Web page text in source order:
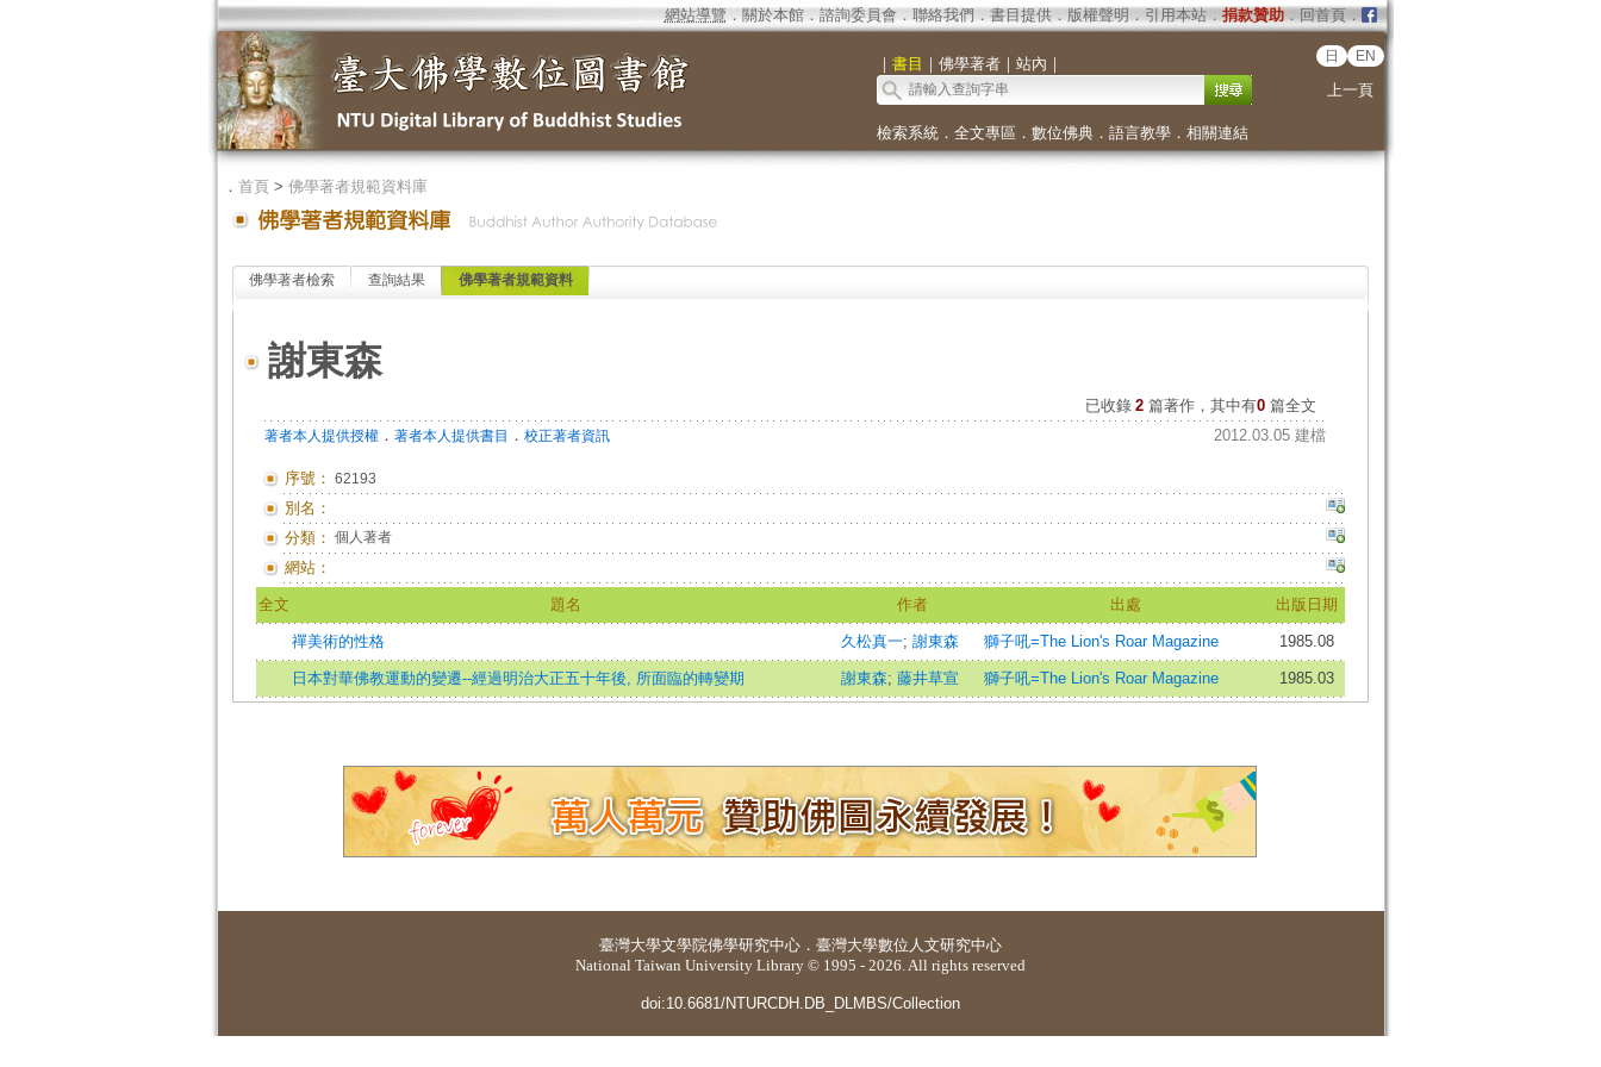
網站導覽 ． 關於本館． 諮詢委員會． 聯絡我們 ． 書目提供． 版權聲明 ． 引用本站． 捐款贊助．回首頁．
｜ 書目 ｜ 佛學著者｜ 站內 ｜ 日 EN
上一頁
檢索系統． 全文專區 ． 數位佛典． 語言教學． 相關連結
． 首頁> 佛學著者規範資料庫
佛學著者檢索 查詢結果 佛學著者規範資料
謝東森
已收錄 2 篇著作，其中有0篇全文
著者本人提供授權． 著者本人提供書目 ． 校正著者資訊 2012.03.05 建檔
序號： 62193
別名：
分類： 個人著者
網站：
全文 題名 作者 出處 出版日期
禪美術的性格 久松真一; 謝東森 獅子吼=The Lion's Roar Magazine 1985.08
日本對華佛教運動的變遷--經過明治大正五十年後, 所面臨的轉變期 謝東森; 藤井草宣 獅子吼=The Lion's Roar Magazine 1985.03
臺灣大學文學院佛學研究中心 ． 臺灣大學數位人文研究中心
National Taiwan University Library © 1995 - 2026. All rights reserved
doi:10.6681/NTURCDH.DB_DLMBS/Collection